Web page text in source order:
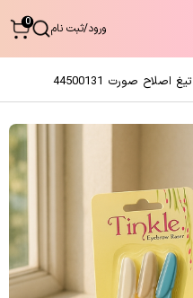
ورود/ثبت نام 0
تیغ اصلاح صورت 44500131